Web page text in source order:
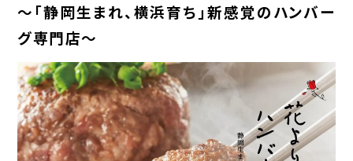
～「静岡生まれ、横浜育ち」新感覚のハンバー
グ専門店～